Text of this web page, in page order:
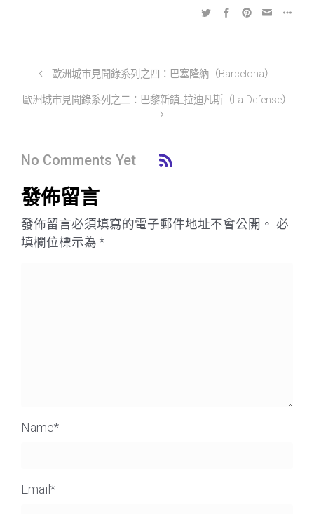
歐洲城市見聞錄系列之四：巴塞隆納（Barcelona）
歐洲城市見聞錄系列之二：巴黎新鎮_拉迪凡斯（La Defense）
No Comments Yet
發佈留言
發佈留言必須填寫的電子郵件地址不會公開。 必
填欄位標示為 *
Name*
Email *